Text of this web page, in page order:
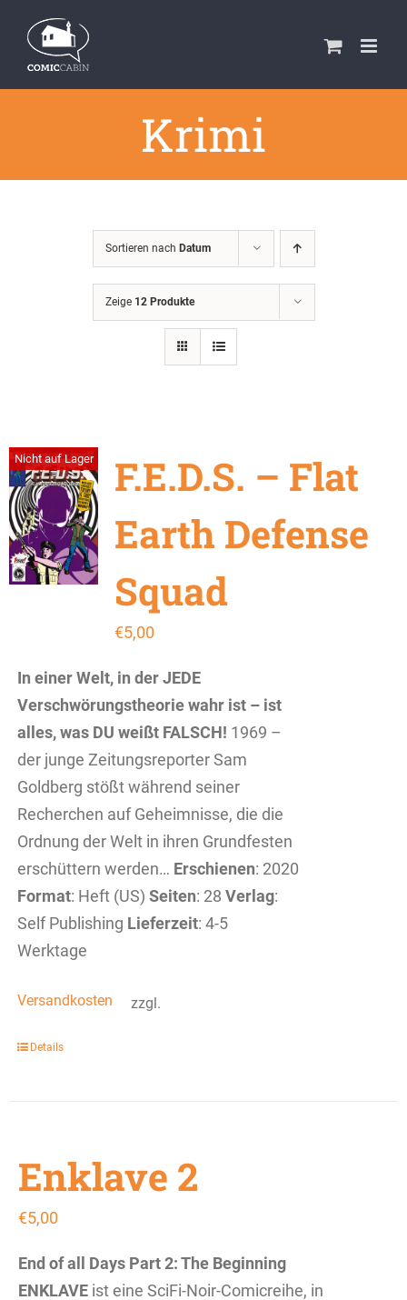
Inhalt
springen
Krimi
Sortieren nach Datum
Zeige 12 Produkte
Nicht auf Lager
F.E.D.S. – Flat
Earth Defense
Squad
€5,00
In einer Welt, in der JEDE
Verschwörungstheorie wahr ist – ist
alles, was DU weißt FALSCH! 1969 –
der junge Zeitungsreporter Sam
Goldberg stößt während seiner
Recherchen auf Geheimnisse, die die
Ordnung der Welt in ihren Grundfesten
erschüttern werden… Erschienen: 2020
Format: Heft (US) Seiten: 28 Verlag:
Self Publishing Lieferzeit: 4-5
Werktage
zzgl.
Versandkosten
Details
Enklave 2
€5,00
End of all Days Part 2: The Beginning
ENKLAVE ist eine SciFi-Noir-Comicreihe, in